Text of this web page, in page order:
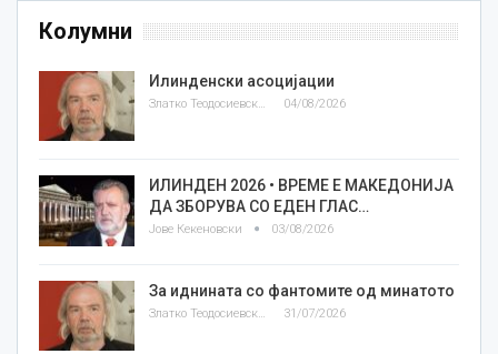
Колумни
Илинденски асоцијации
04/08/2026
ИЛИНДЕН 2026 • ВРЕМЕ Е МАКЕДОНИЈА
ДА ЗБОРУВА СО ЕДЕН ГЛАС…
Јове Кекеновски 03/08/2026
За иднината со фантомите од минатото
Златко Теодосиевски 31/07/2026